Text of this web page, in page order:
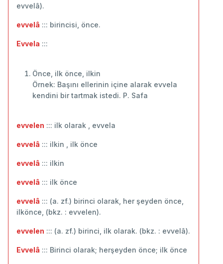
evvelâ).
evvelâ ::: birincisi, önce.
Evvela :::
Önce, ilk önce, ilkin
Örnek: Başını ellerinin içine alarak evvela
kendini bir tartmak istedi. P. Safa
evvelen ::: ilk olarak , evvela
evvelâ ::: ilkin , ilk önce
evvelâ ::: ‬ilkin
evvelâ ::: ilk önce
evvelâ ::: (a. zf.) birinci olarak, her şeyden önce,
ilkönce, (bkz. : evvelen).
evvelen ::: (a. zf.) birinci, ilk olarak. (bkz. : evvelâ).
Evvelâ ::: Birinci olarak; herşeyden önce; ilk önce